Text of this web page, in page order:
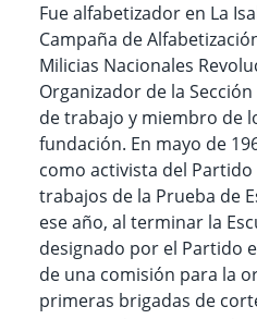
Fue alfabetizador en La
Campaña de
Milicias Nacionales
Organizador de la
de trabajo y miembro de
fundación. En mayo de
como activista del Partido
trabajos de la Prueba de
ese año, al terminar la
designado por el Partido
de una comisión para la
primeras brigadas de